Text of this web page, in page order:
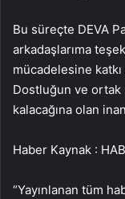
Bu süreçte DEVA
arkadaşlarıma
mücadelesine
Dostluğun ve ortak
kalacağına olan
Haber Kaynak :
“Yayınlanan tüm